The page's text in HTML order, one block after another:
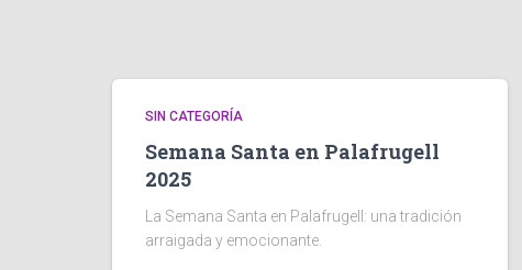
SIN CATEGORÍA
Semana Santa en Palafrugell
2025
La Semana Santa en Palafrugell: una tradición
arraigada y emocionante.